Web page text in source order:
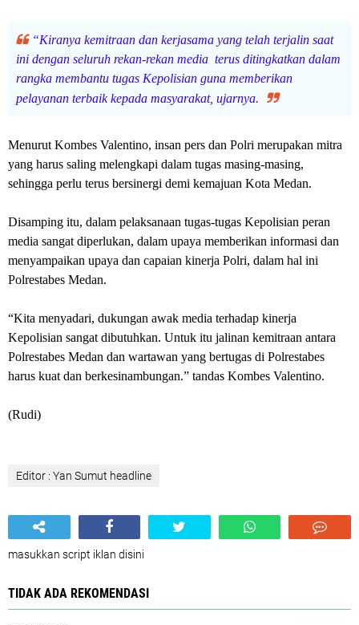
“Kiranya kemitraan dan kerjasama yang telah terjalin saat
ini dengan seluruh rekan-rekan media terus ditingkatkan dalam
rangka membantu tugas Kepolisian guna memberikan
pelayanan terbaik kepada masyarakat, ujarnya.
Menurut Kombes Valentino, insan pers dan Polri merupakan mitra
yang harus saling melengkapi dalam tugas masing-masing,
sehingga perlu terus bersinergi demi kemajuan Kota Medan.
Disamping itu, dalam pelaksanaan tugas-tugas Kepolisian peran
media sangat diperlukan, dalam upaya memberikan informasi dan
menyampaikan upaya dan capaian kinerja Polri, dalam hal ini
Polrestabes Medan.
“Kita menyadari, dukungan awak media terhadap kinerja
Kepolisian sangat dibutuhkan. Untuk itu jalinan kemitraan antara
Polrestabes Medan dan wartawan yang bertugas di Polrestabes
harus kuat dan berkesinambungan.” tandas Kombes Valentino.
(Rudi)
Editor : Yan Sumut headline
masukkan script iklan disini
TIDAK ADA REKOMENDASI